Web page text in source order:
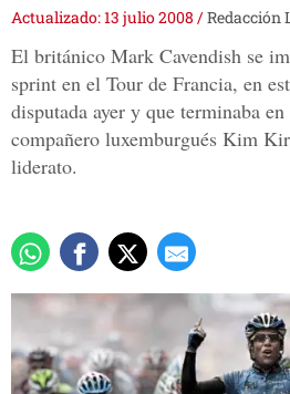
Actualizado: 13 julio 2008 /Redacción
El británico Mark Cavendish se
sprint en el Tour de Francia, en
disputada ayer y que terminaba
compañero luxemburgués Kim
liderato.